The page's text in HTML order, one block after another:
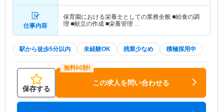
仕事内容
保育園における栄養士としての業務全般 ■給食の調
理 ■献立の作成 ■栄養管理 …
駅から徒歩5分以内 未経験OK 残業少なめ 積極採用中
保存する
この求人を問い合わせる